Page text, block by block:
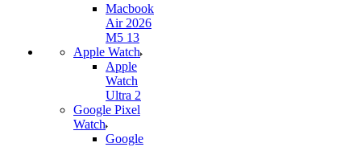
Macbook
Air 2026
M5 13
Apple Watch
Apple
Watch
Ultra 2
Google Pixel
Watch
Google